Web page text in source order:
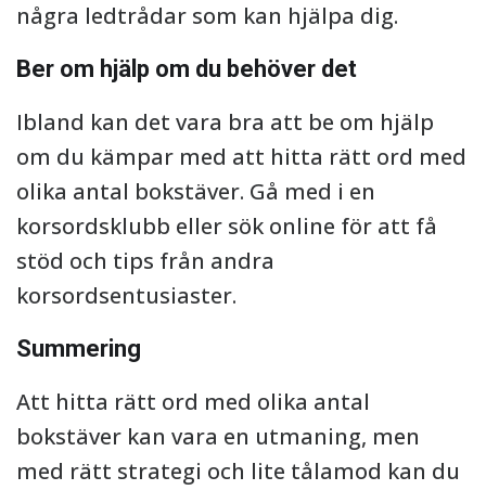
några ledtrådar som kan hjälpa dig.
Ber om hjälp om du behöver det
Ibland kan det vara bra att be om hjälp
om du kämpar med att hitta rätt ord med
olika antal bokstäver. Gå med i en
korsordsklubb eller sök online för att få
stöd och tips från andra
korsordsentusiaster.
Summering
Att hitta rätt ord med olika antal
bokstäver kan vara en utmaning, men
med rätt strategi och lite tålamod kan du